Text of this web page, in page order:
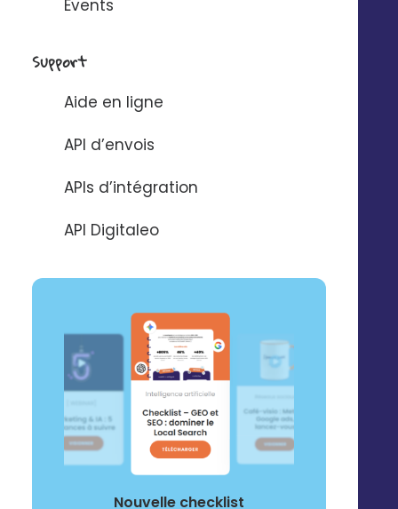
Events
Support
Aide en ligne
API d’envois
APIs d’intégration
API Digitaleo
Nouvelle checklist